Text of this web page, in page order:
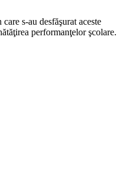
s-au desfăşurat aceste
performanţelor şcolare.